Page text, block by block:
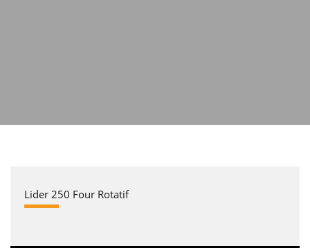
Lider 250 Four Rotatif